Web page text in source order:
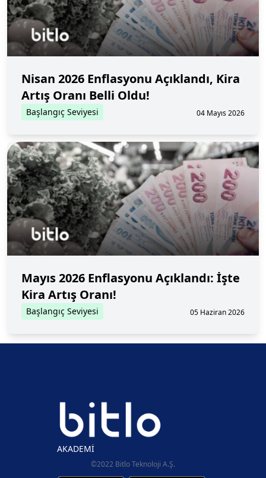
Nisan 2026 Enflasyonu Açıklandı, Kira
Artış Oranı Belli Oldu!
Başlangıç Seviyesi 04 Mayıs 2026
Mayıs 2026 Enflasyonu Açıklandı: İşte
Kira Artış Oranı!
Başlangıç Seviyesi 05 Haziran 2026
AKADEMİ
©2022 Bitlo Teknoloji A.Ş.